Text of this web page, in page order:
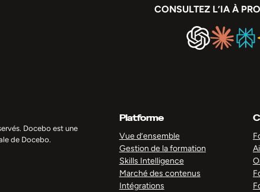
CONSULTEZ L’IA À
Docebo est une
de Docebo.
Platforme
Vue d’ensemble
Gestion de la formation
Skills Intelligence
Marché des contenus
Intégrations